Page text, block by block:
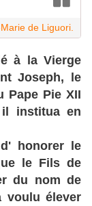
de Liguori.
à la Vierge
Joseph, le
Pape Pie XII
institua en
honorer le
le Fils de
du nom de
élever